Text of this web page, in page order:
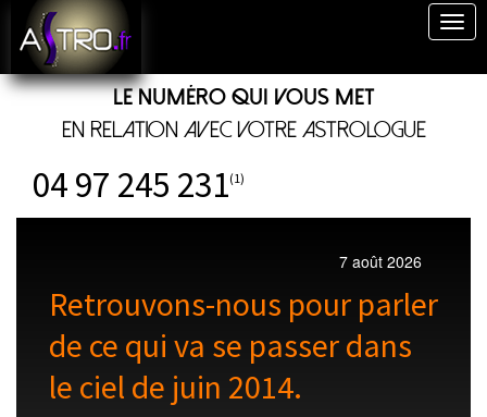
Le numéro qui vous met
en relation avec votre astrologue
04 97 245 231(1)
7 août 2026
Retrouvons-nous pour parler
de ce qui va se passer dans
le ciel de juin 2014.